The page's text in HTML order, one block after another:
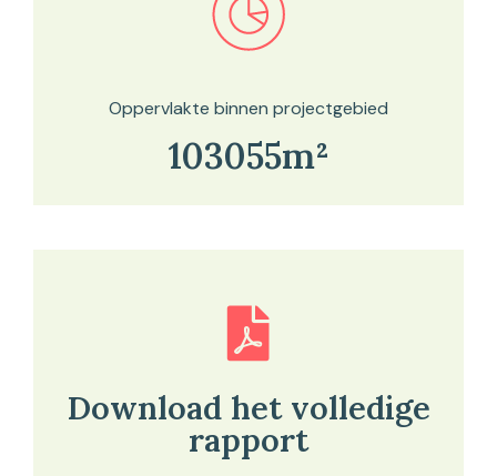
Bekijk in onze kaartviewer
Oppervlakte binnen projectgebied
103055m²
Download het volledige
rapport